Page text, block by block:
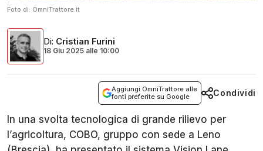
Foto di: OmniTrattore.it
Di: Cristian Furini
18 Giu 2025 alle 10:00
Aggiungi OmniTrattore alle
fonti preferite su Google
Condividi
In una svolta tecnologica di grande rilievo per
l’agricoltura, COBO, gruppo con sede a Leno